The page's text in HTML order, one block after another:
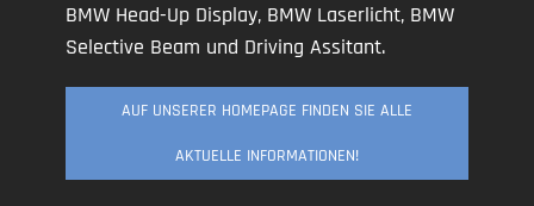
BMW Head-Up Display, BMW Laserlicht, BMW
Selective Beam und Driving Assitant.
AUF UNSERER HOMEPAGE FINDEN SIE ALLE
AKTUELLE INFORMATIONEN!